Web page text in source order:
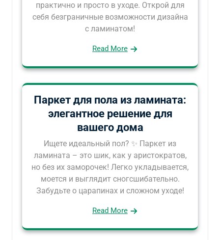
практично и просто в уходе. Открой для
себя безграничные возможности дизайна
с ламинатом!
Read More
Паркет для пола из ламината:
элегантное решение для
вашего дома
Ищете идеальный пол? ✨ Паркет из
ламината – это шик, как у аристократов,
но без их заморочек! Легко укладывается,
моется и выглядит сногсшибательно.
Забудьте о царапинах и сложном уходе!
Read More